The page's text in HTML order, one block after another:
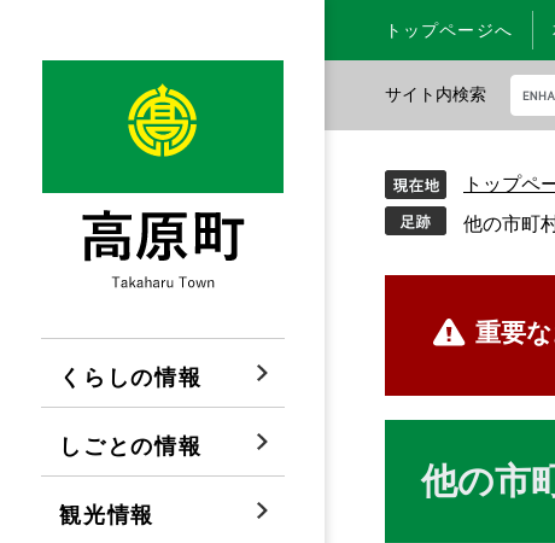
くらしの情報
しごとの情報
観光情報
トップページへ
サイト内検索
G
o
e
ム
検
トップペ
他の市町
重要
他の市